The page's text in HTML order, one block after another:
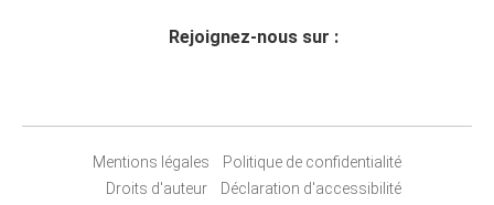
Rejoignez-nous sur :
Mentions légales
Politique de confidentialité
Droits d'auteur
Déclaration d'accessibilité